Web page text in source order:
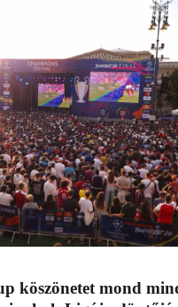
köszönetet mond